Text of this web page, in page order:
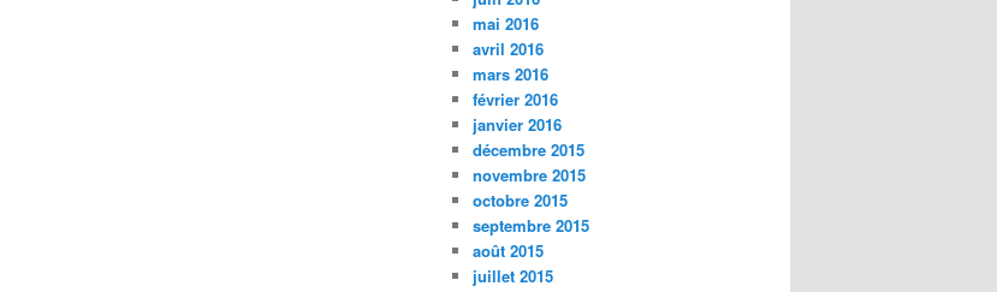
mai 2016
avril 2016
mars 2016
février 2016
janvier 2016
décembre 2015
novembre 2015
octobre 2015
septembre 2015
août 2015
juillet 2015